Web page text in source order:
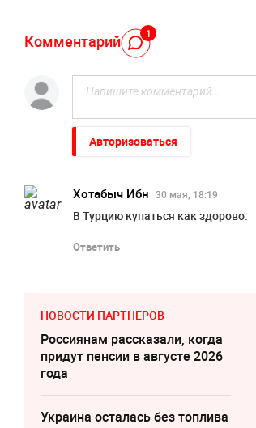
Комментарий 1
Авторизоваться
Хотабыч Ибн 30 мая, 18:19
В Турцию купаться как здорово.
Ответить
НОВОСТИ ПАРТНЕРОВ
Россиянам рассказали, когда
придут пенсии в августе 2026
года
Украина осталась без топлива